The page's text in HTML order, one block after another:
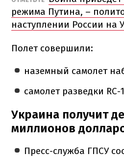
режима Путина, –
наступлении России на
Полет совершили:
наземный самолет
самолет разведки RC-
Украина получит
миллионов
Пресс-служба ГПСУ